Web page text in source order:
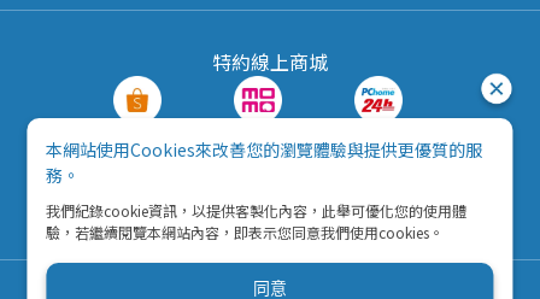
特約線上商城
露天拍賣 酷澎
Copyright © 2026 五九八資訊科技有限公司
本網站使用Cookies來改善您的瀏覽體驗與提供更優質的服
務。
我們紀錄cookie資訊，以提供客製化內容，此舉可優化您的使用體
驗，若繼續閱覽本網站內容，即表示您同意我們使用cookies。
同意